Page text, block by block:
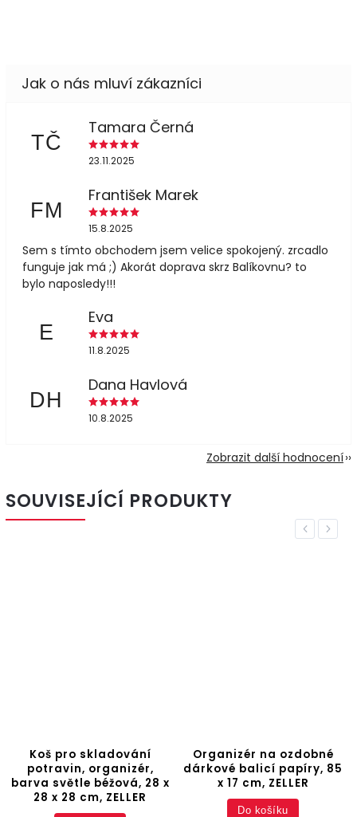
TČ
Tamara Černá
23.11.2025
FM
František Marek
15.8.2025
Sem s tímto obchodem jsem velice spokojený. zrcadlo
funguje jak má ;) Akorát doprava skrz Balíkovnu? to
bylo naposledy!!!
E
Eva
11.8.2025
DH
Dana Havlová
10.8.2025
Zobrazit další hodnocení
SOUVISEJÍCÍ PRODUKTY
Previous
Koš pro skladování
potravin, organizér,
barva světle béžová, 28 x
28 x 28 cm, ZELLER
Organizér na ozdobné
dárkové balicí papíry, 85
x 17 cm, ZELLER
Do košíku
Next